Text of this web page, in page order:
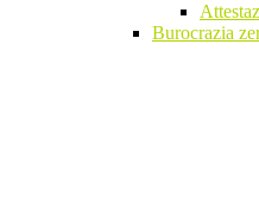
Burocrazia